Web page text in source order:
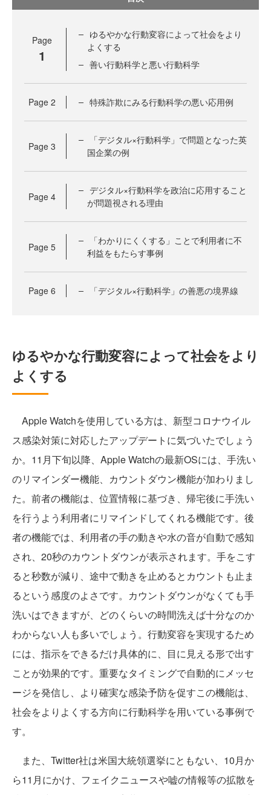
Page
1
ゆるやかな行動変容によって社会をより
よくする
善い行動科学と悪い行動科学
Page 2 特殊詐欺にみる行動科学の悪い応用例
Page 3
「デジタル×行動科学」で問題となった英
国企業の例
Page 4
デジタル×行動科学を政治に応用すること
が問題視される理由
Page 5
「わかりにくくする」ことで利用者に不
利益をもたらす事例
Page 6 「デジタル×行動科学」の善悪の境界線
ゆるやかな行動変容によって社会をより
よくする
Apple Watchを使用している方は、新型コロナウイル
ス感染対策に対応したアップデートに気づいたでしょう
か。11月下旬以降、Apple Watchの最新OSには、手洗い
のリマインダー機能、カウントダウン機能が加わりまし
た。前者の機能は、位置情報に基づき、帰宅後に手洗い
を行うよう利用者にリマインドしてくれる機能です。後
者の機能では、利用者の手の動きや水の音が自動で感知
され、20秒のカウントダウンが表示されます。手をこす
ると秒数が減り、途中で動きを止めるとカウントも止ま
るという感度のよさです。カウントダウンがなくても手
洗いはできますが、どのくらいの時間洗えば十分なのか
わからない人も多いでしょう。行動変容を実現するため
には、指示をできるだけ具体的に、目に見える形で出す
ことが効果的です。重要なタイミングで自動的にメッセ
ージを発信し、より確実な感染予防を促すこの機能は、
社会をよりよくする方向に行動科学を用いている事例で
す。
また、Twitter社は米国大統領選挙にともない、10月か
ら11月にかけ、フェイクニュースや嘘の情報等の拡散を